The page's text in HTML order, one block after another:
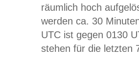
räumlich hoch
werden ca. 30
UTC ist gegen 0130
stehen für die letzten